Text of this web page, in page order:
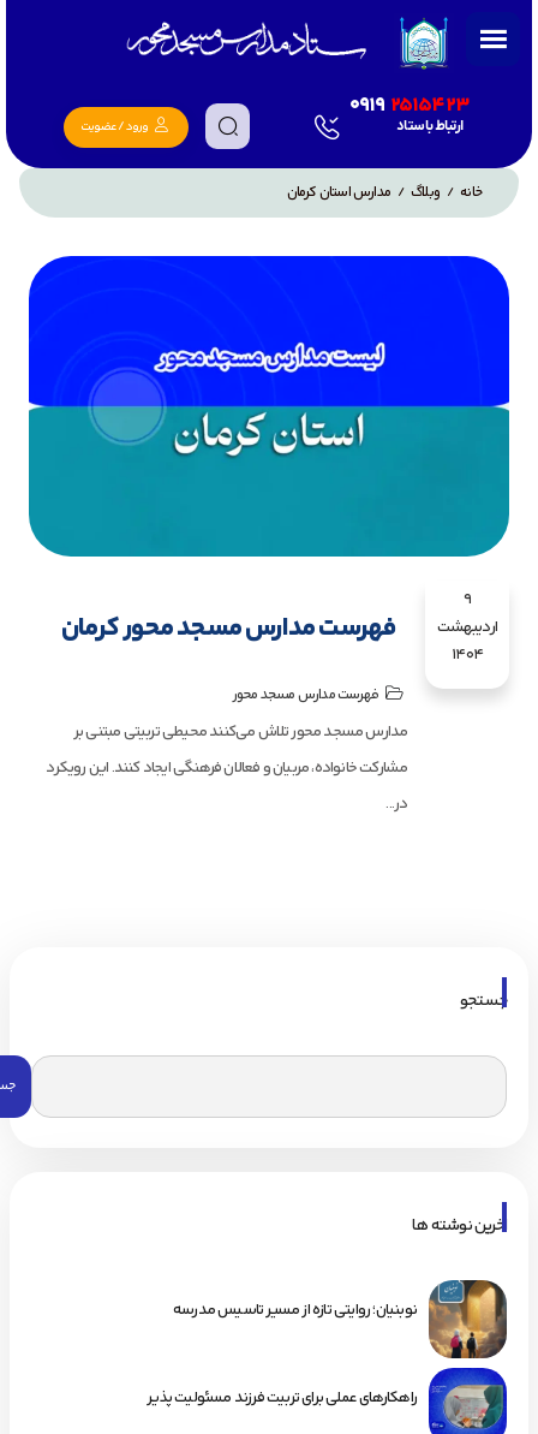
0919 2515423
ارتباط با ستاد ورود / عضویت
خانه / وبلاگ / مدارس استان کرمان
9
اردیبهشت
1404
فهرست مدارس مسجد محور کرمان
فهرست مدارس مسجد محور
مدارس مسجد محور تلاش می‌کنند محیطی تربیتی مبتنی بر
مشارکت خانواده، مربیان و فعالان فرهنگی ایجاد کنند. این رویکرد
در...
جستجو
اخرین نوشته ها
نوبنیان؛ روایتی تازه از مسیر تاسیس مدرسه
راهکارهای عملی برای تربیت فرزند مسئولیت پذیر